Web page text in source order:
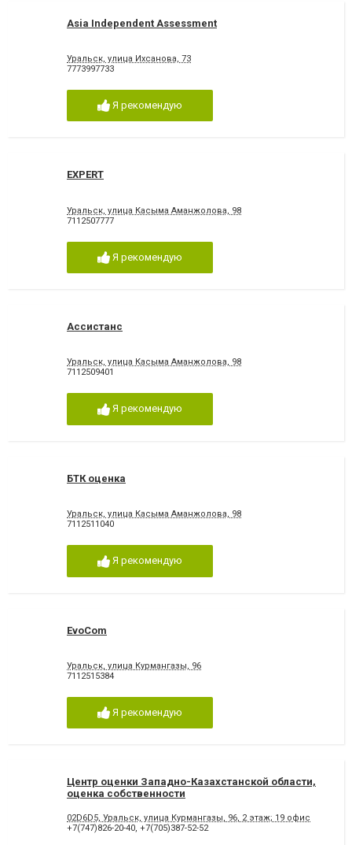
Asia Independent Assessment
Уральск, улица Ихсанова, 73
7773997733
Я рекомендую
EXPERT
Уральск, улица Касыма Аманжолова, 98
7112507777
Я рекомендую
Ассистанс
Уральск, улица Касыма Аманжолова, 98
7112509401
Я рекомендую
БТК оценка
Уральск, улица Касыма Аманжолова, 98
7112511040
Я рекомендую
EvoCom
Уральск, улица Курмангазы, 96
7112515384
Я рекомендую
Центр оценки Западно-Казахстанской области,
оценка собственности
02D6D5, Уральск, улица Курмангазы, 96, 2 этаж; 19 офис
+7(747)826-20-40, +7(705)387-52-52